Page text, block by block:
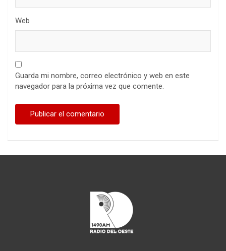
Web
Guarda mi nombre, correo electrónico y web en este
navegador para la próxima vez que comente.